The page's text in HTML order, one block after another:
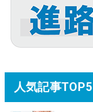
人気記事TOP5